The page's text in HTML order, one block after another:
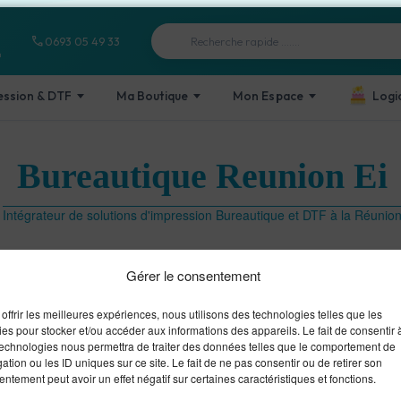
Gérer le consentement
offrir les meilleures expériences, nous utilisons des technologies telles que les
pour stocker et/ou accéder aux informations des appareils. Le fait de consentir
nous permettra de traiter des données telles que le comportement de
ou les ID uniques sur ce site. Le fait de ne pas consentir ou de retirer son
peut avoir un effet négatif sur certaines caractéristiques et fonctions.
phone0693 05 49 33
Recherche
de
produits
& DTF Ma Boutique Mon Espace
Bureautique Reunion Ei
Intégrateur de solutions d'impression Bureautique et DTF à la Réunion